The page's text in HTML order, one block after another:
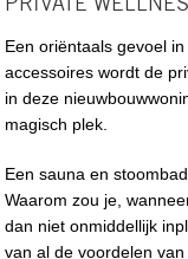
Een oriëntaals gevoel
accessoires wordt de
in deze
magisch plek.
Een sauna en
Waarom zou je,
dan niet onmiddellijk
van al de voordelen